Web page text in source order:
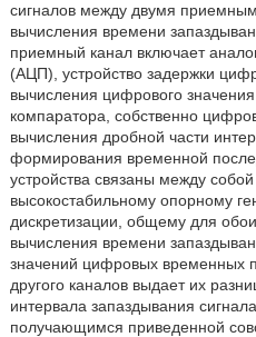
сигналов между двумя
вычисления времени
приемный канал включает
(АЦП), устройство задержки
вычисления цифрового
компаратора, собственно
вычисления дробной части
формирования временной
устройства связаны между
высокостабильному опорному
дискретизации, общему для
вычисления времени
значений цифровых временных
другого каналов выдает их
интервала запаздывания
получающимся приведенной